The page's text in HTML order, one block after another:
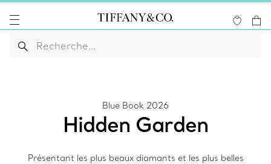
Blue Book 2026
Hidden Garden
Présentant les plus beaux diamants et les plus belles